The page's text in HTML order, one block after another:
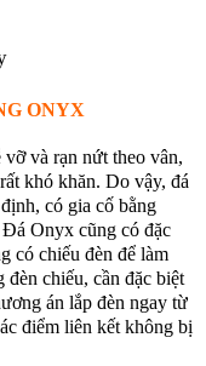
ONYX
và rạn nứt theo vân,
khó khăn. Do vậy, đá
có gia cố bằng
Onyx cũng có đặc
có chiếu đèn để làm
đèn chiếu, cần đặc biệt
án lắp đèn ngay từ
điểm liên kết không bị